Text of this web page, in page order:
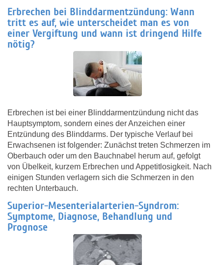
Erbrechen bei Blinddarmentzündung: Wann
tritt es auf, wie unterscheidet man es von
einer Vergiftung und wann ist dringend Hilfe
nötig?
Erbrechen ist bei einer Blinddarmentzündung nicht das
Hauptsymptom, sondern eines der Anzeichen einer
Entzündung des Blinddarms. Der typische Verlauf bei
Erwachsenen ist folgender: Zunächst treten Schmerzen im
Oberbauch oder um den Bauchnabel herum auf, gefolgt
von Übelkeit, kurzem Erbrechen und Appetitlosigkeit. Nach
einigen Stunden verlagern sich die Schmerzen in den
rechten Unterbauch.
Superior-Mesenterialarterien-Syndrom:
Symptome, Diagnose, Behandlung und
Prognose